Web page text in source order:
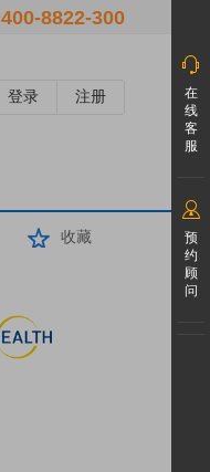
400-8822-300
登录 注册
在
线
客
服
预
约
顾
问
收藏